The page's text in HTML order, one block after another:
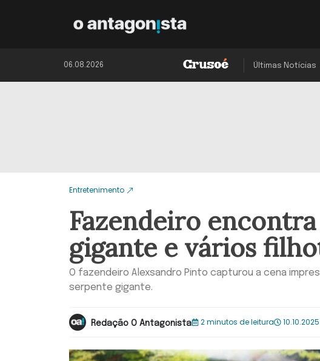
06.08.2026 Últimas Notícias
Entretenimento
Fazendeiro
gigante e vários
O fazendeiro Alexsandro Pinto capturou a cena
serpente gigante.
Redação O Antagonista 2 minutos de leitura